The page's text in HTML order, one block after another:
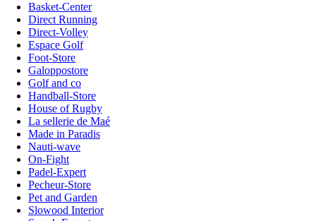
Basket-Center
Direct Running
Direct-Volley
Espace Golf
Foot-Store
Galoppostore
Golf and co
Handball-Store
House of Rugby
La sellerie de Maé
Made in Paradis
Nauti-wave
On-Fight
Padel-Expert
Pecheur-Store
Pet and Garden
Slowood Interior